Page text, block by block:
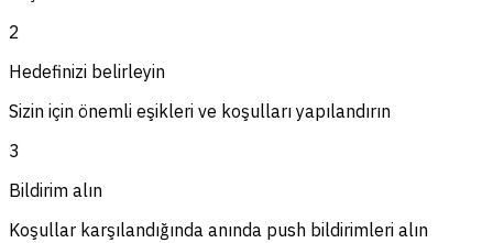
2
Hedefinizi belirleyin
Sizin için önemli eşikleri ve koşulları yapılandırın
3
Bildirim alın
Koşullar karşılandığında anında push bildirimleri alın